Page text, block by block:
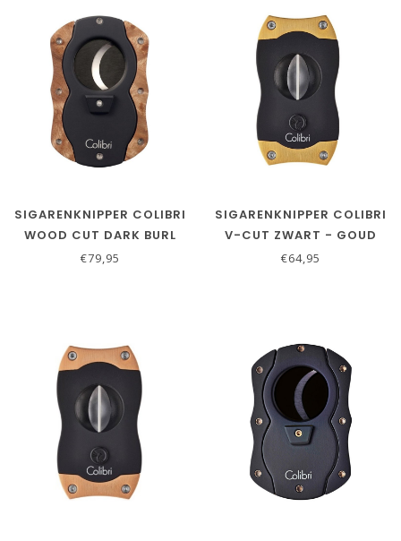
SIGARENKNIPPER COLIBRI
WOOD CUT DARK BURL
€79,95
SIGARENKNIPPER COLIBRI
V-CUT ZWART - GOUD
€64,95